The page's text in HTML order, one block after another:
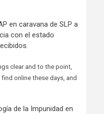
en caravana de SLP a
con el estado
clear and to the point,
online these days, and
de la Impunidad en